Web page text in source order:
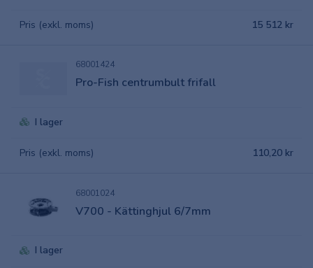
Pris (exkl. moms) 15 512 kr
68001424
Pro-Fish centrumbult frifall
I lager
Pris (exkl. moms) 110,20 kr
68001024
V700 - Kättinghjul 6/7mm
I lager